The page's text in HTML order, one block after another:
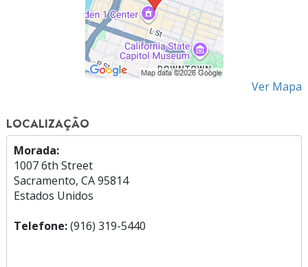
Ver Mapa
LOCALIZAÇÃO
Morada:
1007 6th Street
Sacramento, CA 95814
Estados Unidos
Telefone:(916) 319-5440